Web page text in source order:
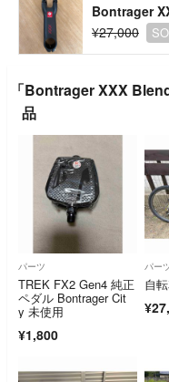
Bontrager
¥27,000
「Bontrager XXX
品
パーツ
TREK FX2 Gen4 純正
ペダル Bontrager Cit
y 未使用
¥1,800
パー
自